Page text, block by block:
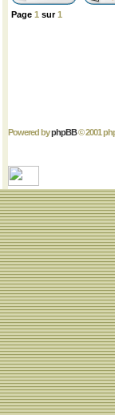
Page 1 sur1
Powered byphpBB© 2001